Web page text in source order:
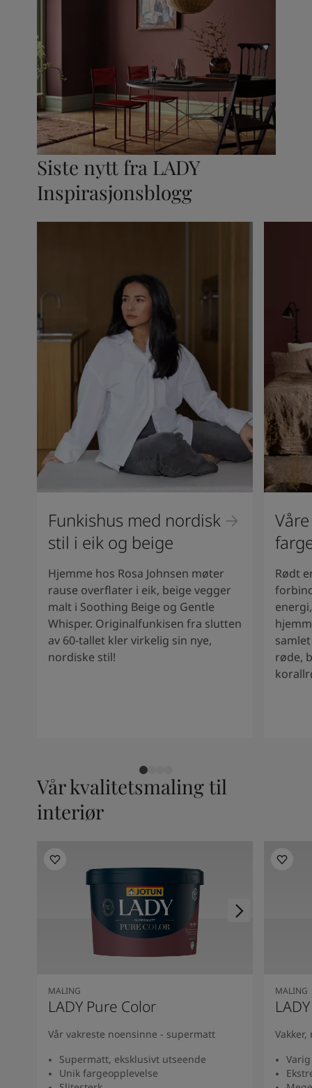
Siste nytt fra LADY
Inspirasjonsblogg
Funkishus med nordisk
stil i eik og beige
Hjemme hos Rosa Johnsen møter
rause overflater i eik, beige vegger
malt i Soothing Beige og Gentle
Whisper. Originalfunkisen fra slutten
av 60-tallet kler virkelig sin nye,
nordiske stil!
Rødt
røde,
Vår kvalitetsmaling til
interiør
MALING
LADY Pure Color
Vår vakreste noensinne - supermatt
Supermatt, eksklusivt utseende
Unik fargeopplevelse
MALING